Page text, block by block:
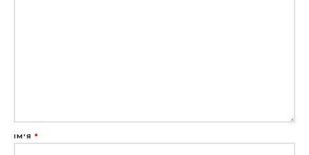
ІМ'Я *